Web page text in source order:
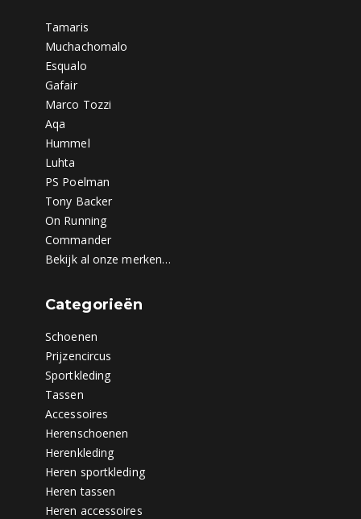
Tamaris
Muchachomalo
Esqualo
Gafair
Marco Tozzi
Aqa
Hummel
Luhta
PS Poelman
Tony Backer
On Running
Commander
Bekijk al onze merken…
Categorieën
Schoenen
Prijzencircus
Sportkleding
Tassen
Accessoires
Herenschoenen
Herenkleding
Heren sportkleding
Heren tassen
Heren accessoires